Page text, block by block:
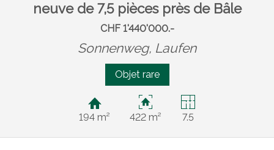
neuve de 7,5 pièces près de Bâle
CHF 1'440'000.-
Sonnenweg, Laufen
Objet rare
194 m² 422 m² 7.5